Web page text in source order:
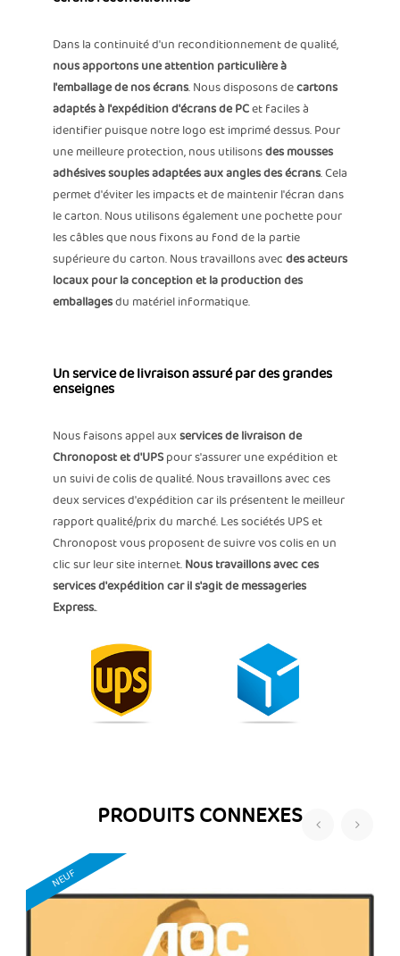
Dans la continuité d'un reconditionnement de qualité,
nous apportons une attention particulière à
l'emballage de nos écrans. Nous disposons decartons
adaptés à l'expédition d'écrans de PCet faciles à
identifier puisque notre logo est imprimé dessus. Pour
une meilleure protection, nous utilisonsdes mousses
adhésives souples adaptées aux angles des écrans. Cela
permet d'éviter les impacts et de maintenir l'écran dans
le carton. Nous utilisons également une pochette pour
les câbles que nous fixons au fond de la partie
supérieure du carton. Nous travaillons avecdes acteurs
locaux pour la conception et la production des
emballagesdu matériel informatique.
Un service de livraison assuré par des grandes
enseignes
Nous faisons appel auxservices de livraison de
Chronopost et d'UPSpour s'assurer une expédition et
un suivi de colis de qualité. Nous travaillons avec ces
deux services d'expédition car ils présentent le meilleur
rapport qualité/prix du marché. Les sociétés UPS et
Chronopost vous proposent de suivre vos colis en un
clic sur leur site internet.Nous travaillons avec ces
services d'expédition car il s'agit de messageries
Express..
PRODUITS CONNEXES
NEUF